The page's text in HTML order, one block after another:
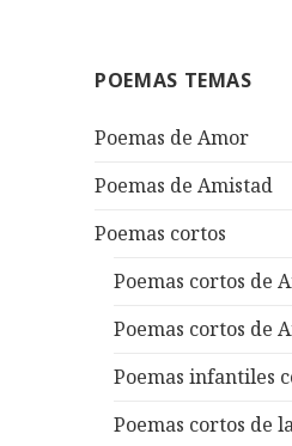
POEMAS TEMAS
Poemas de Amor
Poemas de Amistad
Poemas cortos
Poemas cortos de
Poemas cortos de
Poemas infantiles
Poemas cortos de